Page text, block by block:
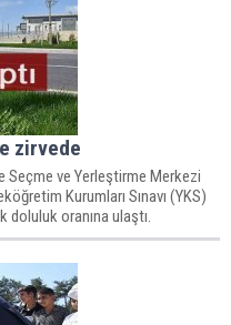
zirvede
Seçme ve Yerleştirme Merkezi
Kurumları Sınavı (YKS)
doluluk oranına ulaştı.